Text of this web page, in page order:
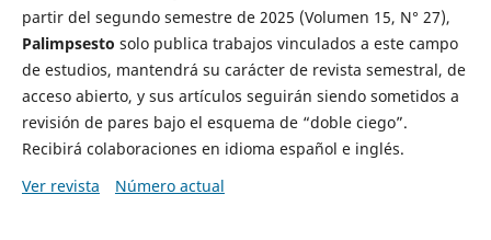
partir del segundo semestre de 2025 (Volumen 15, N° 27),
Palimpsesto solo publica trabajos vinculados a este campo
de estudios, mantendrá su carácter de revista semestral, de
acceso abierto, y sus artículos seguirán siendo sometidos a
revisión de pares bajo el esquema de “doble ciego”.
Recibirá colaboraciones en idioma español e inglés.
Ver revista
Número actual